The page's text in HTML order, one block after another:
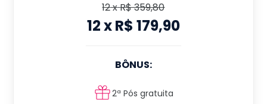
12xR$ 359,80
12xR$ 179,90
BÔNUS:
2ª Pós gratuita